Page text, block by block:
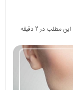
مطلب در 2 دقیقه